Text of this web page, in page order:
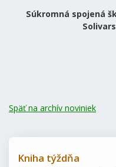
Súkromná spojená
Späť na archív noviniek
Kniha týždňa